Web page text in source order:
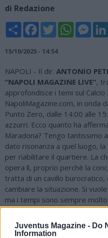
Juventus Magazine - Do
Information
di Redazione
Share FacebookTwitterWhatsApp
15/10/2025 - 14:54
NAPOLI - Il dir. ANTONIO
“NAPOLI MAGAZINE LIVE”,
approfondisce i temi sul
NapoliMagazine.com, in onda
Punto Zero, dalle 14:00 alle
azzurri. Ecco quanto ha
Maradona? Tengo tantissimo
dato risonanza a quel luogo,
per riabilitare il quartiere. La
opera lì, proprio perchè la
tratta di un cavillo
cambiare la situazione. Si
ma i tempi sono sempre
Camera di Commercio di
risolvere la situazione. Il
visitato in Italia dopo il